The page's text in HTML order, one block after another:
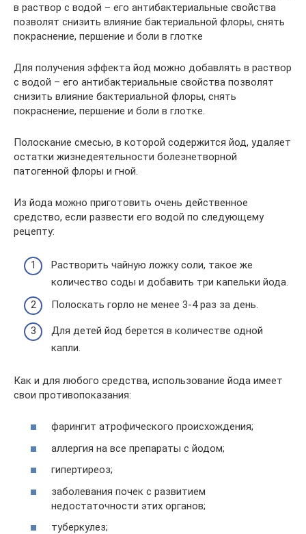
в раствор с водой – его антибактериальные свойства
позволят снизить влияние бактериальной флоры, снять
покраснение, першение и боли в глотке
Для получения эффекта йод можно добавлять в раствор
с водой – его антибактериальные свойства позволят
снизить влияние бактериальной флоры, снять
покраснение, першение и боли в глотке.
Полоскание смесью, в которой содержится йод, удаляет
остатки жизнедеятельности болезнетворной
патогенной флоры и гной.
Из йода можно приготовить очень действенное
средство, если развести его водой по следующему
рецепту:
Растворить чайную ложку соли, такое же
количество соды и добавить три капельки йода.
Полоскать горло не менее 3-4 раз за день.
Для детей йод берется в количестве одной
капли.
Как и для любого средства, использование йода имеет
свои противопоказания:
фарингит атрофического происхождения;
аллергия на все препараты с йодом;
гипертиреоз;
заболевания почек с развитием
недостаточности этих органов;
туберкулез;